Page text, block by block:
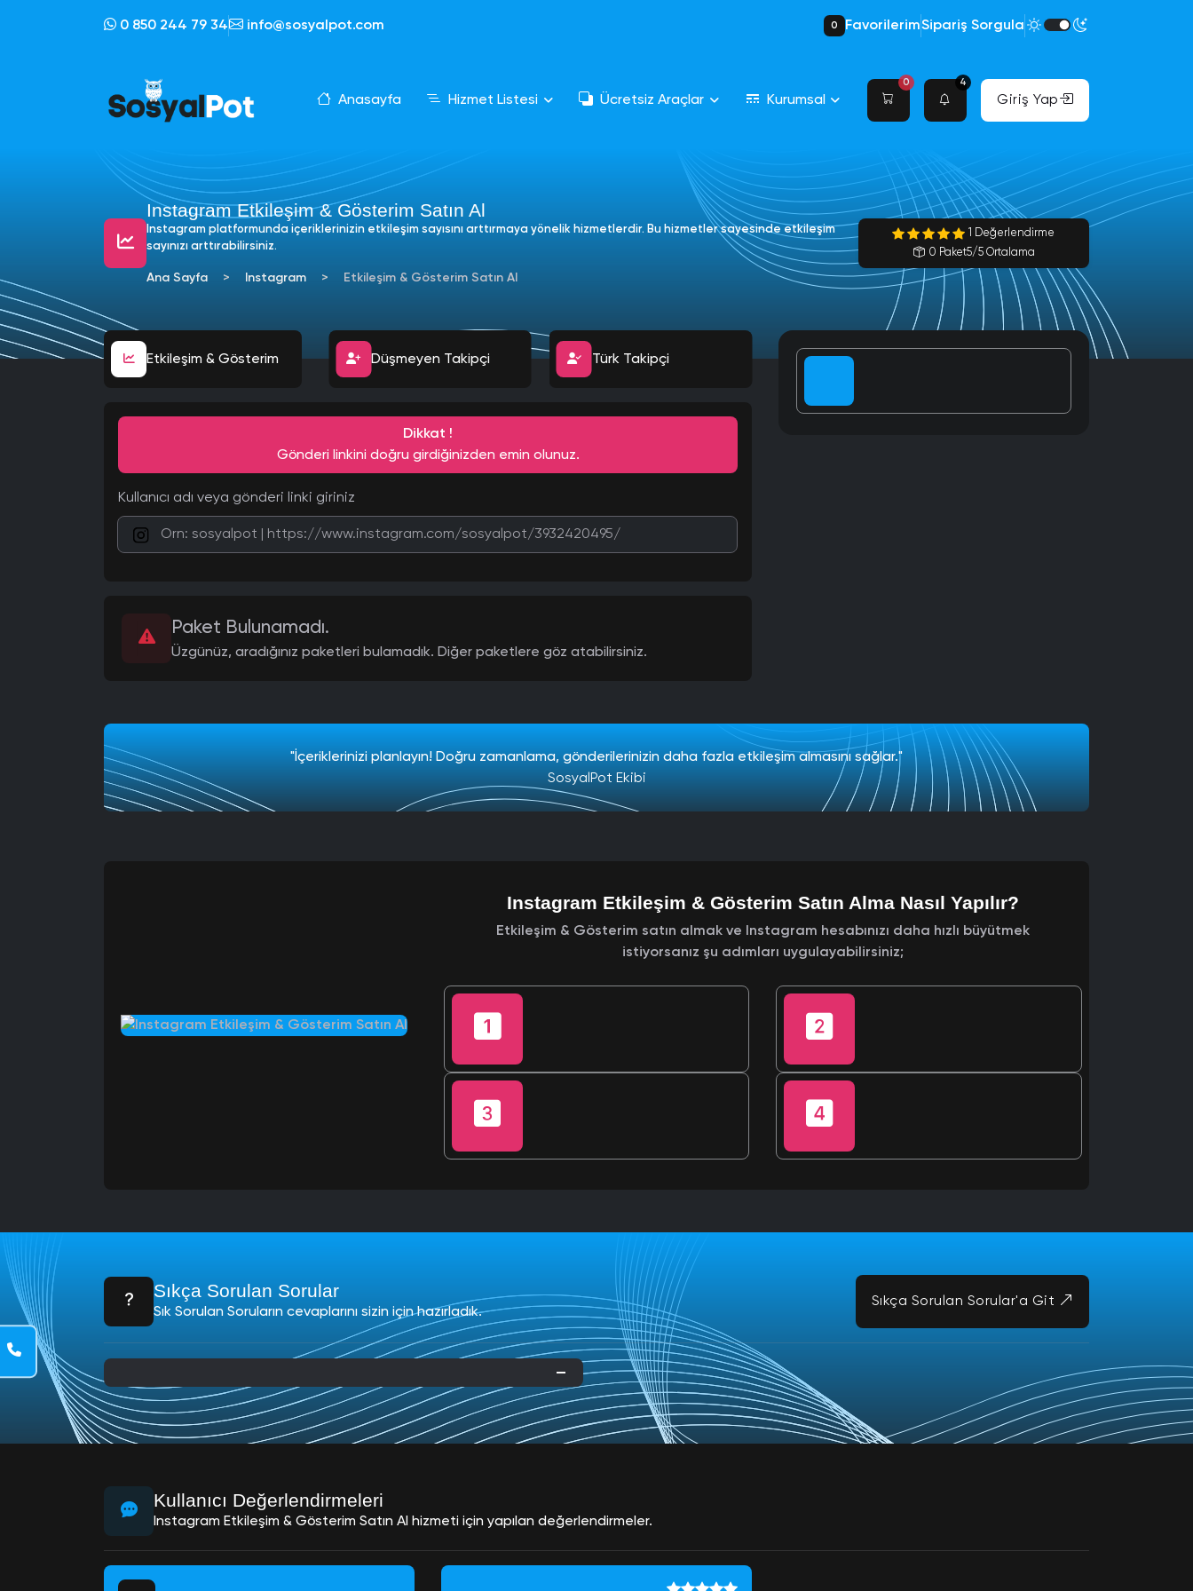
0 850 244 79 34 info@sosyalpot.com 0 FavorilerimSipariş Sorgula
Anasayfa Hizmet Listesi Ücretsiz Araçlar Kurumsal
0 4
Giriş Yap
Instagram Etkileşim & Gösterim Satın Al
Instagram platformunda içeriklerinizin etkileşim sayısını arttırmaya yönelik hizmetlerdir. Bu hizmetler sayesinde etkileşim
sayınızı arttırabilirsiniz.
Ana Sayfa Instagram Etkileşim & Gösterim Satın Al
1 Değerlendirme
0 Paket5/5 Ortalama
Etkileşim & Gösterim
Ucuz Yabancı Takipçi Düşmeyen Takipçi Türk Takipçi Bayan Takipçi Türk Bayan Takipçi
Dikkat !
Gönderi linkini doğru girdiğinizden emin olunuz.
Kullanıcı adı veya gönderi linki giriniz
Paket Bulunamadı.
Üzgünüz, aradığınız paketleri bulamadık. Diğer paketlere göz atabilirsiniz.
"İçeriklerinizi planlayın! Doğru zamanlama, gönderilerinizin daha fazla etkileşim almasını sağlar."
SosyalPot Ekibi
Instagram Etkileşim & Gösterim Satın Alma Nasıl Yapılır?
Etkileşim & Gösterim satın almak ve Instagram hesabınızı daha hızlı büyütmek
istiyorsanız şu adımları uygulayabilirsiniz;
Sıkça Sorulan Sorular
Sık Sorulan Soruların cevaplarını sizin için hazırladık.
Sıkça Sorulan Sorular'a Git
Kullanıcı Değerlendirmeleri
Instagram Etkileşim & Gösterim Satın Al hizmeti için yapılan değerlendirmeler.
79
850 244
Posta